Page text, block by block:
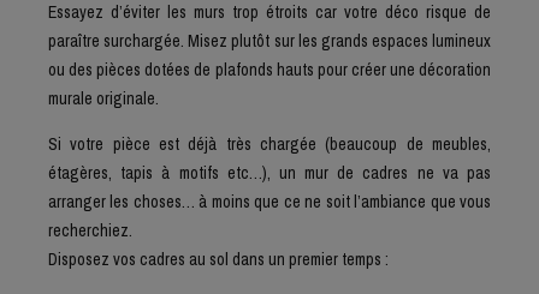
Essayez d’éviter les murs trop étroits car votre déco risque de
paraître surchargée. Misez plutôt sur les grands espaces lumineux
ou des pièces dotées de plafonds hauts pour créer une décoration
murale originale.
Si votre pièce est déjà très chargée (beaucoup de meubles,
étagères, tapis à motifs etc…), un mur de cadres ne va pas
arranger les choses… à moins que ce ne soit l’ambiance que vous
recherchiez.
Disposez vos cadres au sol dans un premier temps :